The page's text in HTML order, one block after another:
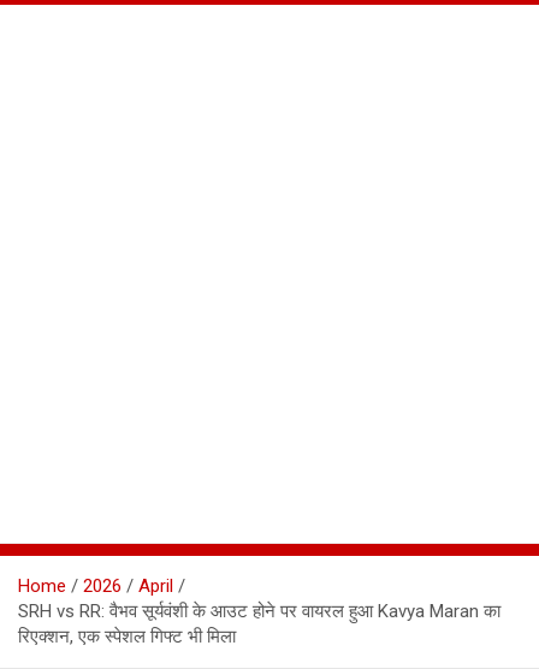
Home 2026
April
SRH vs RR: वैभव सूर्यवंशी के आउट होने पर वायरल हुआ Kavya Maran का
रिएक्शन, एक स्पेशल गिफ्ट भी मिला